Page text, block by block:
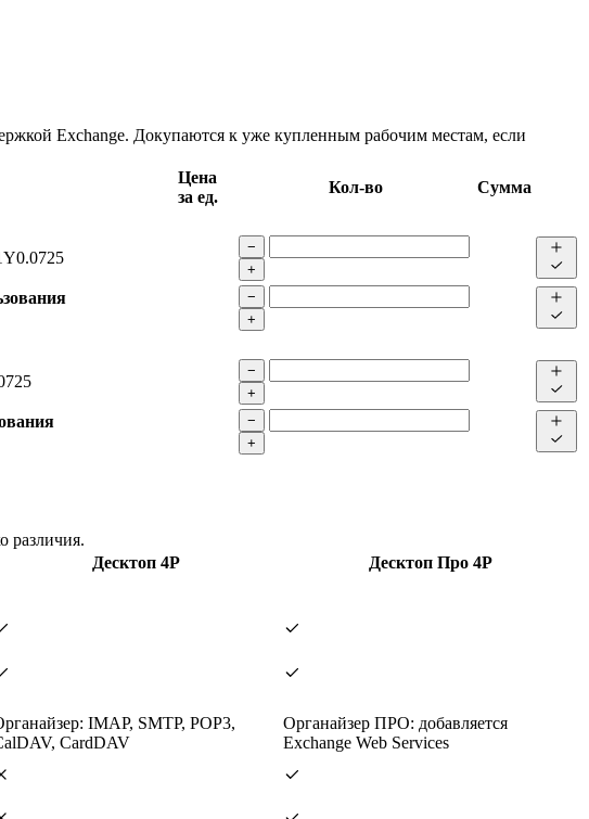
Exchange. Докупаются к уже купленным рабочим местам, если
Цена
за ед.
Кол-во
Сумма
−
+
−
+
−
+
−
+
различия.
Десктоп 4Р
Десктоп Про 4Р
IMAP, SMTP, POP3,
CardDAV
Органайзер ПРО: добавляется
Exchange Web Services